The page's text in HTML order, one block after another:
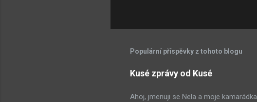
Populární příspěvky z tohoto blogu
Kusé zprávy od Kusé
Ahoj, jmenuji se Nela a moje